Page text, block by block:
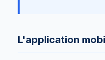
L'application